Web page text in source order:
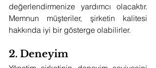
değerlendirmenize yardımcı olacaktır.
Memnun müşteriler, şirketin kalitesi
hakkında iyi bir gösterge olabilirler.
2. Deneyim